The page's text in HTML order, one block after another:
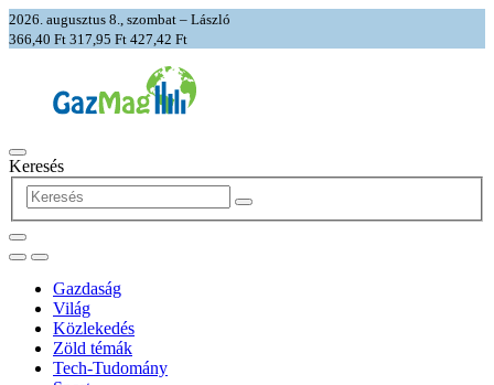
2026. augusztus 8., szombat – László
366,40 Ft 317,95 Ft 427,42 Ft
Keresés
Gazdaság
Világ
Közlekedés
Zöld témák
Tech-Tudomány